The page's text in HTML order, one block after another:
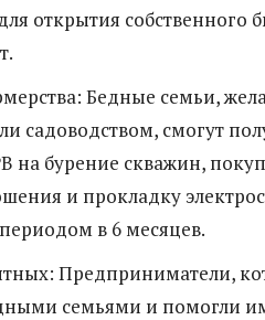
открытия собственного
Бедные семьи,
садоводством, смогут
на бурение скважин,
и прокладку
в 6 месяцев.
Предприниматели,
семьями и помогли